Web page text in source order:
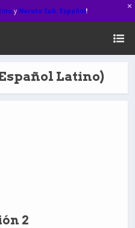
y Naruto Sub. Español!
Latino)
2